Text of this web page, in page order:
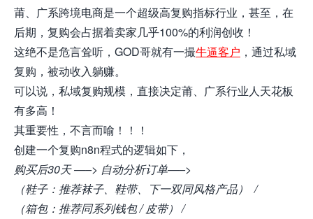
莆、广系跨境电商是一个超级高复购指标行业，甚至，在
后期，复购会占据着卖家几乎100%的利润创收！
这绝不是危言耸听，GOD哥就有一撮牛逼客户 ，通过私域
复购，被动收入躺赚。
可以说，私域复购规模，直接决定莆、广系行业人天花板
有多高！
其重要性，不言而喻！！！
创建一个复购n8n程式的逻辑如下，
购买后30天 —–> 自动分析订单—–>
（鞋子：推荐袜子、鞋带、下一双同风格产品） /
（箱包：推荐同系列钱包 / 皮带） /